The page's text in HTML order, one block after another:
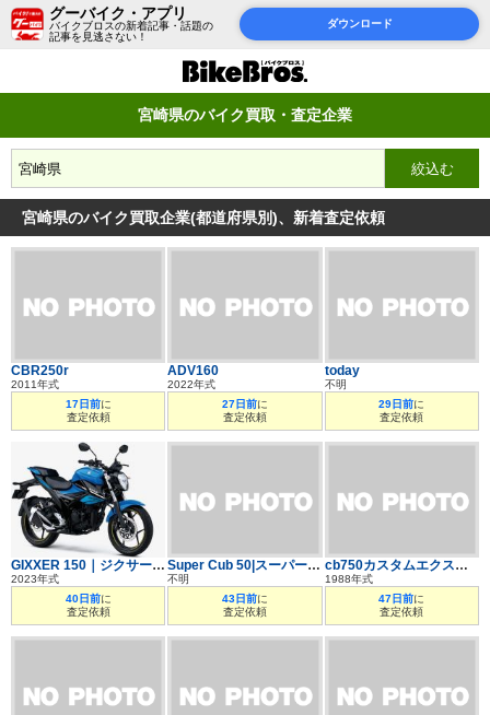
グーバイク・アプリ
バイクブロスの新着記事・話題の
記事を見逃さない！
ダウンロード
宮崎県のバイク買取・査定企業
宮崎県のバイク買取企業(都道府県別)、新着査定依頼
CBR250r
2011年式
17日前に
査定依頼
ADV160
2022年式
27日前に
査定依頼
today
不明
29日前に
査定依頼
GIXXER 150｜ジクサー150
2023年式
40日前に
査定依頼
Super Cub 50|スーパーカブ50
不明
43日前に
査定依頼
cb750カスタムエクスクルーシブ
1988年式
47日前に
査定依頼